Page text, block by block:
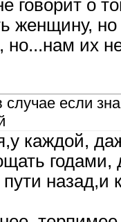
говорит о
женщину,
их
если
каждой,
назад,и